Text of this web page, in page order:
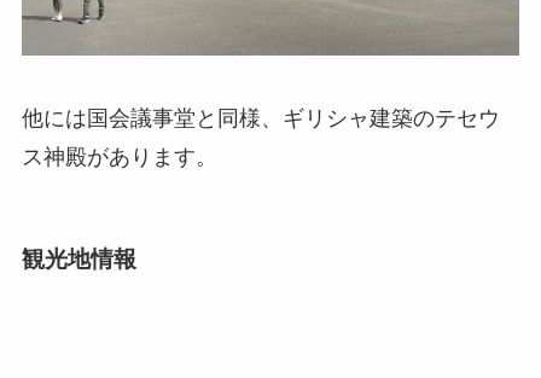
他には国会議事堂と同様、ギリシャ建築のテセウ
ス神殿があります。
観光地情報